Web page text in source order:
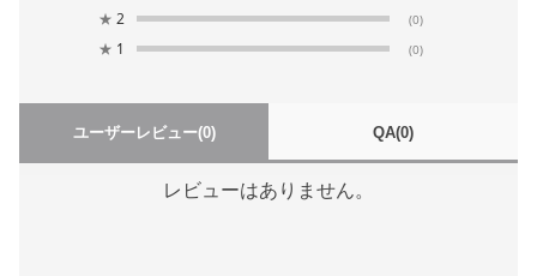
★ 2 (0)
★ 1 (0)
ユーザーレビュー(0) QA(0)
レビューはありません。